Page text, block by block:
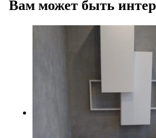
Вам может быть